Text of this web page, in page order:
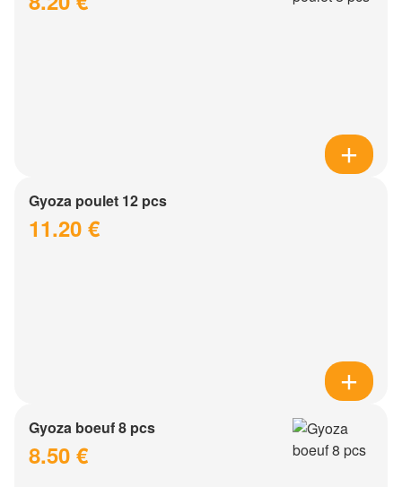
Gyoza poulet 12 pcs
11.20 €
Gyoza boeuf 8 pcs
8.50 €